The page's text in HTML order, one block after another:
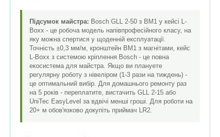
Підсумок майстра: Bosch GLL 2-50 з BM1 у кейсі L-
Boxx - це робоча модель напівпрофесійного класу, на
яку можна спертися у щоденній експлуатації.
Точність ±0,3 мм/м, кронштейн BM1 з магнітами, кейс
L-Boxx з системою кріплення Bosch - це повна
екосистема для майстра. Якщо ви плануете
регулярну роботу з нівеліром (1-3 рази на тиждень) -
це оптимальний вибір. Для домашнього ремонту раз
на 5 років - переплатите, вистачить GLL 2-15 або
UniTec EasyLevel за вдвічі менші гроші. Для роботи на
20+ м обов'язково докупіть приймач LR2.